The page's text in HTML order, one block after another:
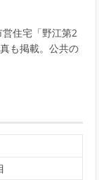
住宅「野江第2
も掲載。公共の